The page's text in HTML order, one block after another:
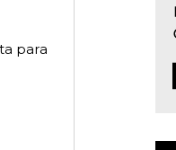
para